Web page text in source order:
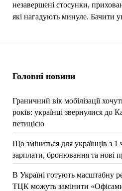
Головні новини
Граничний вік мобілізації
років: українці звернулися до
петицією
Що зміниться для українців з 1
зарплати, бронювання та нові
В Україні готують масштабну
ТЦК можуть замінити «Офісами
незавершені стосунки,
які нагадують минуле. Бачити